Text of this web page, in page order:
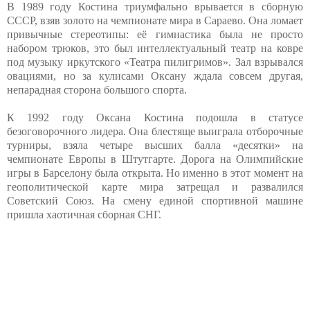
В 1989 году Костина триумфально врывается в сборную
СССР, взяв золото на чемпионате мира в Сараево. Она ломает
привычные стереотипы: её гимнастика была не просто
набором трюков, это был интеллектуальный театр на ковре
под музыку иркутского «Театра пилигримов». Зал взрывался
овациями, но за кулисами Оксану ждала совсем другая,
непарадная сторона большого спорта.
К 1992 году Оксана Костина подошла в статусе
безоговорочного лидера. Она блестяще выиграла отборочные
турниры, взяла четыре высших балла «десятки» на
чемпионате Европы в Штутгарте. Дорога на Олимпийские
игры в Барселону была открыта. Но именно в этот момент на
геополитической карте мира затрещал и развалился
Советский Союз. На смену единой спортивной машине
пришла хаотичная сборная СНГ.